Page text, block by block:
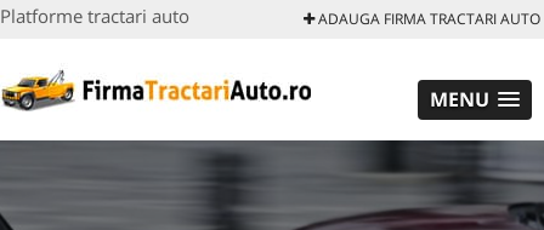
Platforme tractari auto ADAUGA FIRMA TRACTARI AUTO
MENU